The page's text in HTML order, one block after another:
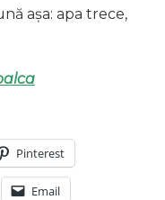
așa: apa trece,
Pinterest
Email